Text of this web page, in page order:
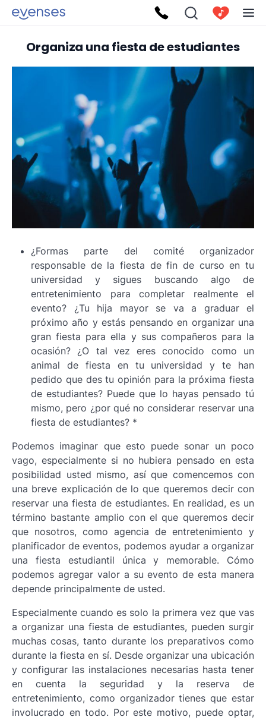
Organiza una fiesta de estudiantes
¿Formas parte del comité organizador
responsable de la fiesta de fin de curso en tu
universidad y sigues buscando algo de
entretenimiento para completar realmente el
evento? ¿Tu hija mayor se va a graduar el
próximo año y estás pensando en organizar una
gran fiesta para ella y sus compañeros para la
ocasión? ¿O tal vez eres conocido como un
animal de fiesta en tu universidad y te han
pedido que des tu opinión para la próxima fiesta
de estudiantes? Puede que lo hayas pensado tú
mismo, pero ¿por qué no considerar reservar una
fiesta de estudiantes? *
Podemos imaginar que esto puede sonar un poco
vago, especialmente si no hubiera pensado en esta
posibilidad usted mismo, así que comencemos con
una breve explicación de lo que queremos decir con
reservar una fiesta de estudiantes. En realidad, es un
término bastante amplio con el que queremos decir
que nosotros, como agencia de entretenimiento y
planificador de eventos, podemos ayudar a organizar
una fiesta estudiantil única y memorable. Cómo
podemos agregar valor a su evento de esta manera
depende principalmente de usted.
Especialmente cuando es solo la primera vez que vas
a organizar una fiesta de estudiantes, pueden surgir
muchas cosas, tanto durante los preparativos como
durante la fiesta en sí. Desde organizar una ubicación
y configurar las instalaciones necesarias hasta tener
en cuenta la seguridad y la reserva de
entretenimiento, como organizador tienes que estar
involucrado en todo. Por este motivo, puede optar,